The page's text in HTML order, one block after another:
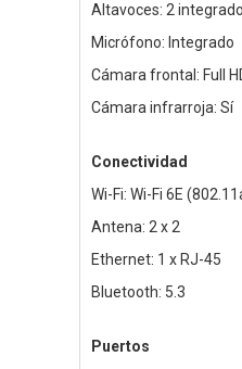
Altavoces: 2
Micrófono: Integrado
Cámara frontal: Full
Cámara infrarroja: Sí
Conectividad
Wi-Fi: Wi-Fi 6E
Antena: 2 x 2
Ethernet: 1 x RJ-45
Bluetooth: 5.3
Puertos